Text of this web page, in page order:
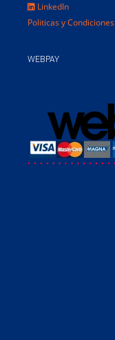
LinkedIn
Politicas y Condiciones
WEBPAY